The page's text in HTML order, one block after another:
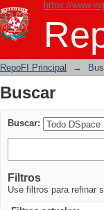
https://
Buscar
RepoFI Principal →
Buscar
Buscar:
Filtros
Use filtros para refinar